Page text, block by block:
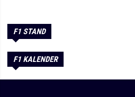
F1 STAND
F1 KALENDER